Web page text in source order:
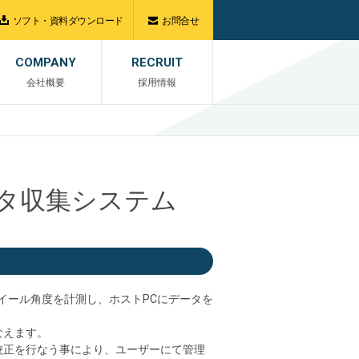
ソフト・資料ダウンロード お問合せ
COMPANY
会社概要
RECRUIT
採用情報
収集システム
ル角度を計測し、ホストPCにデータを
ます。
を行なう事により、ユーザーにて管理